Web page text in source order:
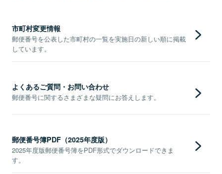
市町村変更情報
郵便番号を公表した市町村の一覧を実施日の新しい順に掲載
しています。
よくあるご質問・お問い合わせ
郵便番号に関するさまざまな疑問にお答えします。
郵便番号簿PDF（2025年度版）
2025年度版郵便番号簿をPDF形式でダウンロードできま
す。